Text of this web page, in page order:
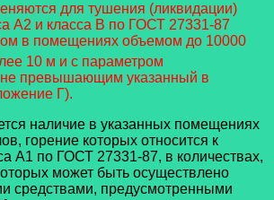
для тушения (ликвидации)
A2 и класса B по ГОСТ 27331-87
в помещениях объемом до 10000
10 м и с параметром
не превышающим указанный в
Г).
наличие в указанных помещениях
горение которых относится к
A1 по ГОСТ 27331-87, в количествах,
может быть осуществлено
средствами, предусмотренными